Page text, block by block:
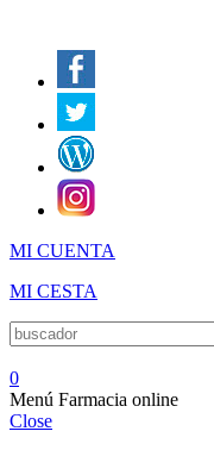
MI CUENTA
MI CESTA
0
Menú Farmacia online
Close